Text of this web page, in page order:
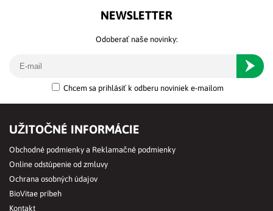
NEWSLETTER
Odoberať naše novinky:
Chcem sa prihlásiť k odberu noviniek e-mailom
UŽITOČNÉ INFORMÁCIE
Obchodné podmienky a Reklamačné podmienky
Online odstúpenie od zmluvy
Ochrana osobných údajov
BioVitae príbeh
Kontakt